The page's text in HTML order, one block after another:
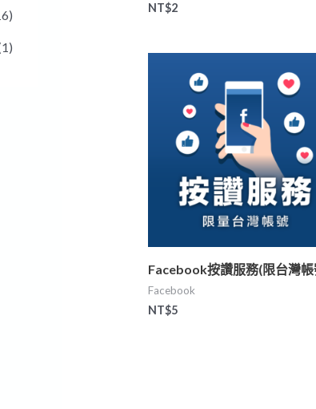
NT$2
Facebook按讚服務(限台灣帳
Facebook
NT$5